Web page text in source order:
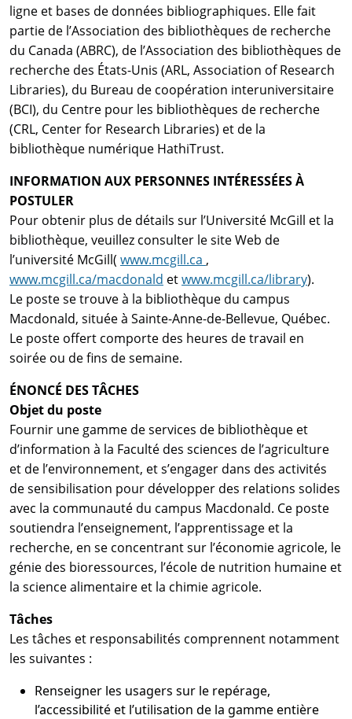
ligne et bases de données bibliographiques. Elle fait
partie de l’Association des bibliothèques de recherche
du Canada (ABRC), de l’Association des bibliothèques de
recherche des États-Unis (ARL, Association of Research
Libraries), du Bureau de coopération interuniversitaire
(BCI), du Centre pour les bibliothèques de recherche
(CRL, Center for Research Libraries) et de la
bibliothèque numérique HathiTrust.
INFORMATION AUX PERSONNES INTÉRESSÉES À
POSTULER
Pour obtenir plus de détails sur l’Université McGill et la
bibliothèque, veuillez consulter le site Web de
l’université McGill( www.mcgill.ca ,
www.mcgill.ca/macdonald etwww.mcgill.ca/library).
Le poste se trouve à la bibliothèque du campus
Macdonald, située à Sainte-Anne-de-Bellevue, Québec.
Le poste offert comporte des heures de travail en
soirée ou de fins de semaine.
ÉNONCÉ DES TÂCHES
Objet du poste
Fournir une gamme de services de bibliothèque et
d’information à la Faculté des sciences de l’agriculture
et de l’environnement, et s’engager dans des activités
de sensibilisation pour développer des relations solides
avec la communauté du campus Macdonald. Ce poste
soutiendra l’enseignement, l’apprentissage et la
recherche, en se concentrant sur l’économie agricole, le
génie des bioressources, l’école de nutrition humaine et
la science alimentaire et la chimie agricole.
Tâches
Les tâches et responsabilités comprennent notamment
les suivantes :
Renseigner les usagers sur le repérage,
l’accessibilité et l’utilisation de la gamme entière